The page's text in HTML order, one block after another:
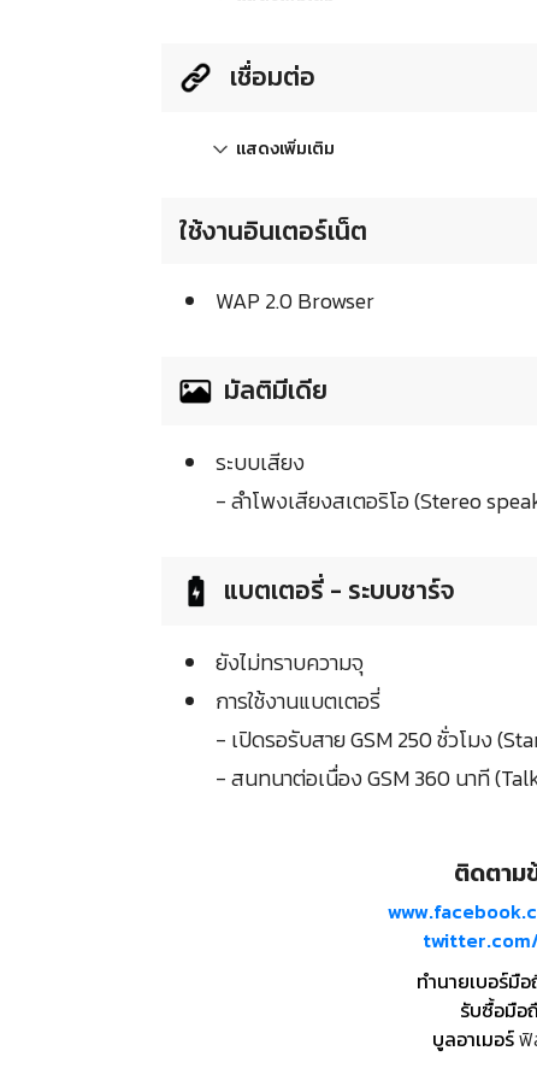
เชื่อมต่อ
แสดงเพิ่มเติม
ใช้งานอินเตอร์เน็ต
WAP 2.0 Browser
มัลติมีเดีย
ระบบเสียง
- ลำโพงเสียงสเตอริโอ (Stereo
แบตเตอรี่ - ระบบชาร์จ
ยังไม่ทราบความจุ
การใช้งานแบตเตอรี่
- เปิดรอรับสาย GSM 250 ชั่วโมง
- สนทนาต่อเนื่อง GSM 360 นาที
ติดตาม
ทำนายเบอร์มื
รับซื้อมือ
บูลอาเมอร์ฟิ